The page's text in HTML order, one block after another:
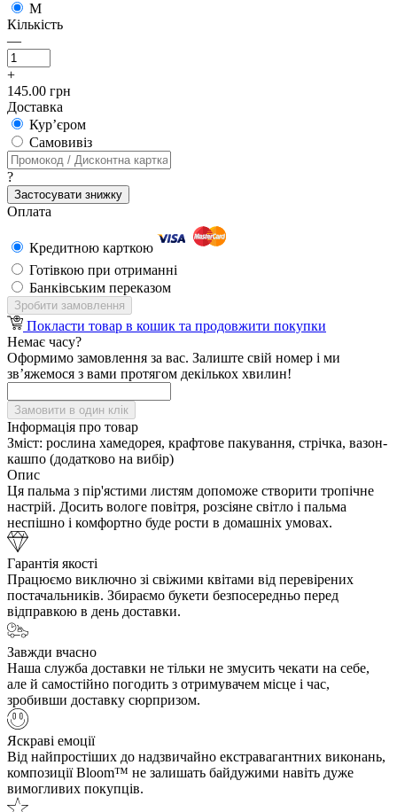
M
Кількість
—
+
145.00 грн
Доставка
Кур’єром
Самовивіз
?
Застосувати знижку
Оплата
Кредитною карткою
Готівкою при отриманні
Банківським переказом
Зробити замовлення
Покласти товар в кошик та продовжити покупки
Немає часу?
Оформимо замовлення за вас. Залиште свій номер і ми
зв’яжемося з вами протягом декількох хвилин!
Замовити в один клік
Інформація про товар
Зміст: рослина хамедорея, крафтове пакування, стрічка, вазон-
кашпо (додатково на вибір)
Опис
Ця пальма з пір'ястими листям допоможе створити тропічне
настрій. Досить вологе повітря, розсіяне світло і пальма
неспішно і комфортно буде рости в домашніх умовах.
Гарантія якості
Працюємо виключно зі свіжими квітами від перевірених
постачальників. Збираємо букети безпосередньо перед
відправкою в день доставки.
Завжди вчасно
Наша служба доставки не тільки не змусить чекати на себе,
але й самостійно погодить з отримувачем місце і час,
зробивши доставку сюрпризом.
Яскраві емоції
Від найпростіших до надзвичайно екстравагантних виконань,
композиції Bloom™ не залишать байдужими навіть дуже
вимогливих покупців.